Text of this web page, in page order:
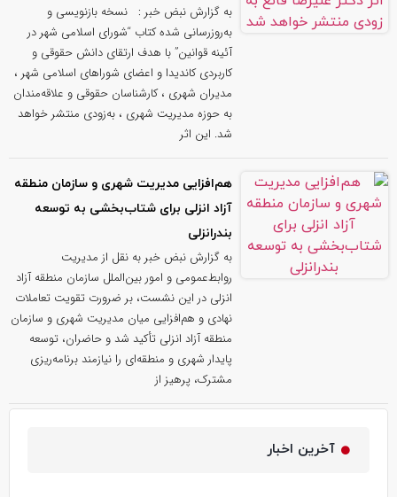
به گزارش نبض خبر : نسخه بازنویسی‌ و
به‌روزرسانی‌ شده کتاب “شورای اسلامی شهر در
آئینه قوانین” با هدف ارتقای دانش حقوقی و
کاربردی کاندیدا و اعضای شوراهای اسلامی شهر ،
مدیران شهری ، کارشناسان حقوقی و علاقه‌مندان
به حوزه مدیریت شهری ، به‌زودی منتشر خواهد
شد. این اثر
هم‌افزایی مدیریت شهری و سازمان منطقه
آزاد انزلی برای شتاب‌بخشی به توسعه
بندرانزلی
به گزارش نبض خبر به نقل از مدیریت
روابط‌عمومی و امور بین‌الملل سازمان منطقه آزاد
انزلی در این نشست، بر ضرورت تقویت تعاملات
نهادی و هم‌افزایی میان مدیریت شهری و سازمان
منطقه آزاد انزلی تأکید شد و حاضران، توسعه
پایدار شهری و منطقه‌ای را نیازمند برنامه‌ریزی
مشترک، پرهیز از
آخرین اخبار